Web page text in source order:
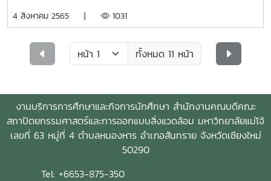
เรียนรู้เชิงรุกทางสถาปัตยกรรม ภูมิสถาปัตยกรรม และภูมิทัศน์
คุณวุฒิภายนอก และผู้ประกอบการจริงในมิติของนักลงทุน จาก
ทีมผู้บริหารตลาดแม่โจ้สามัคคี รวมถึงสถาปนิกอาชีพ ในการคัด
จำกัด หรือ "พี่โหน่ง WiNS X" ที่ได้เดินทางมาร่วมหารือและ
การเขียนโปรแกรมที่ตอบโจทย์การพัฒนาเทคโนโลยีสมองกลใน
ด้านการพัฒนาเมือง ด้านการเกษตรอัจฉริยะ และงานสื่อสารเชิง
งานสร้างสรรค์เพื่อตอบโจทย์กำลังคนของอนาคต ร่วมกับ ผู้ช่วย
ศาสตราจารย์ ดร.สนิท สิทธิ ผู้อำนวยการสำนักบริหารและพัฒนา
วิชาการ, รองศาสตราจารย์ ดร.อภินันท์ สุวรรณรักษ์ ผู้อำนวย
การสำนักวิจัยและส่งเสริมวิชาการการเกษตร และ ผู้ช่วย
ศาสตราจารย์พิริยะ กาญจนคงคา ประธานหลักสูตรศิลปศาสตร
4 สิงหาคม 2565 | 1031
ทั้งหมด 11 หน้า
งานบริการการศึกษาและกิจการนักศึกษา สำนักงานคณบดีคณะ
สถาปัตยกรรมศาสตร์และการออกแบบสิ่งแวดล้อม มหาวิทยาลัยแม่โจ้
เลขที่ 63 หมู่ที่ 4 ตำบลหนองหาร อำเภอสันทราย จังหวัดเชียงใหม่
50290
Tel: +6653-875-350